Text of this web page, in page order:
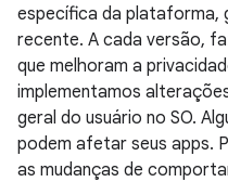
específica da plataforma,
recente. A cada versão,
que melhoram a
implementamos
geral do usuário no SO.
podem afetar seus apps.
as mudanças de